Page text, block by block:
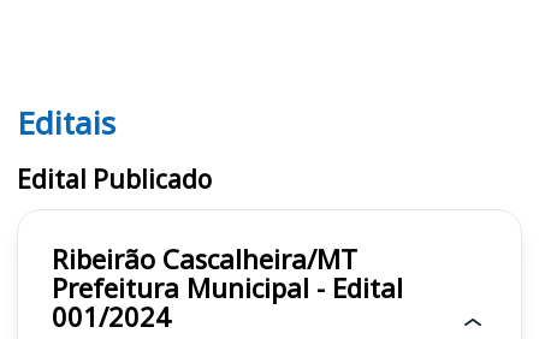
Editais
Editais
Edital Publicado
Ribeirão Cascalheira/MT
Prefeitura Municipal - Edital
001/2024